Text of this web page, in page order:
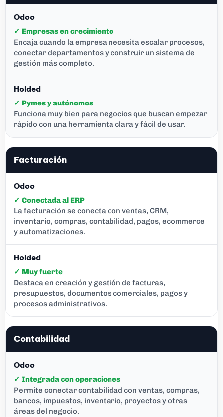
✓ Empresas en crecimiento
Encaja cuando la empresa necesita escalar procesos,
conectar departamentos y construir un sistema de
gestión más completo.
✓ Pymes y autónomos
Funciona muy bien para negocios que buscan empezar
rápido con una herramienta clara y fácil de usar.
Facturación
✓ Conectada al ERP
La facturación se conecta con ventas, CRM,
inventario, compras, contabilidad, pagos, ecommerce
y automatizaciones.
✓ Muy fuerte
Destaca en creación y gestión de facturas,
presupuestos, documentos comerciales, pagos y
procesos administrativos.
Contabilidad
✓ Integrada con operaciones
Permite conectar contabilidad con ventas, compras,
bancos, impuestos, inventario, proyectos y otras
áreas del negocio.